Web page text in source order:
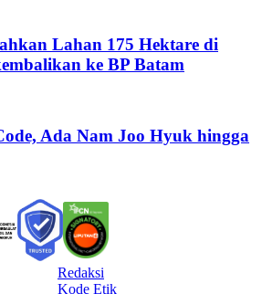
Lahan 175 Hektare di
ke BP Batam
Ada Nam Joo Hyuk hingga
Redaksi
Kode Etik